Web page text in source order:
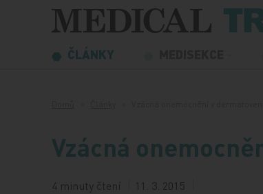
Přeskočit na obsah
ČLÁNKY
Vzácná
4 minuty čtení
11. 3. 2015